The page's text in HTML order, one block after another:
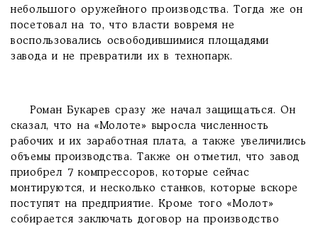
небольшого оружейного производства. Тогда же он
посетовал на то, что власти вовремя не
воспользовались освободившимися площадями
завода и не превратили их в технопарк.
Роман Букарев сразу же начал защищаться. Он
сказал, что на «Молоте» выросла численность
рабочих и их заработная плата, а также увеличились
объемы производства. Также он отметил, что завод
приобрел 7 компрессоров, которые сейчас
монтируются, и несколько станков, которые вскоре
поступят на предприятие. Кроме того «Молот»
собирается заключать договор на производство